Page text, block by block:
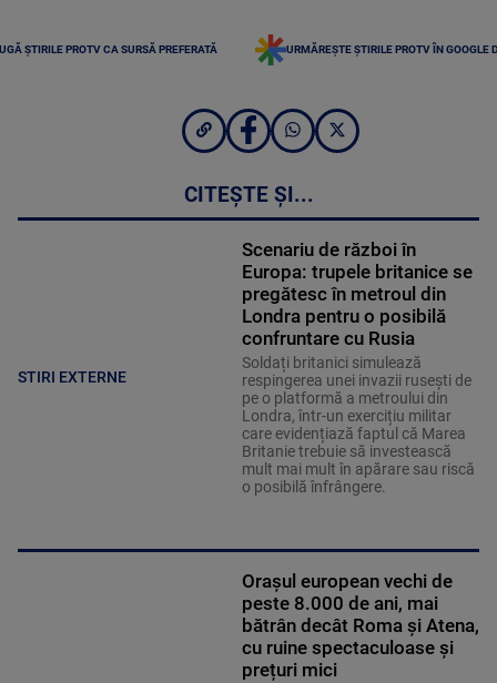
ȘTIRILE PROTV CA SURSĂ PREFERATĂ URMĂREȘTE ȘTIRILE PROTV ÎN GOOGLE
CITEȘTE ȘI...
STIRI EXTERNE
Scenariu de război în
Europa: trupele britanice se
pregătesc în metroul din
Londra pentru o posibilă
confruntare cu Rusia
Soldați britanici simulează
respingerea unei invazii rusești de
pe o platformă a metroului din
Londra, într-un exercițiu militar
care evidențiază faptul că Marea
Britanie trebuie să investească
mult mai mult în apărare sau riscă
o posibilă înfrângere.
Orașul european vechi de
peste 8.000 de ani, mai
bătrân decât Roma și Atena,
cu ruine spectaculoase și
prețuri mici